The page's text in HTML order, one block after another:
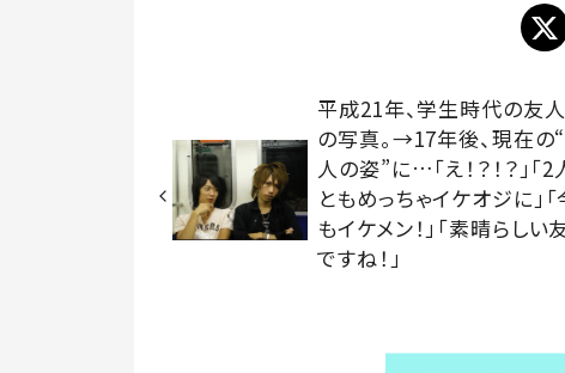
平成21年、学生時代の友
の写真。→17年後、現在の
人の姿”に…「え！？！？」「2
ともめっちゃイケオジに」「
もイケメン！」「素晴らしい
ですね！」